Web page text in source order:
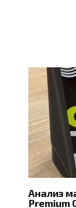
Анализ
Premium